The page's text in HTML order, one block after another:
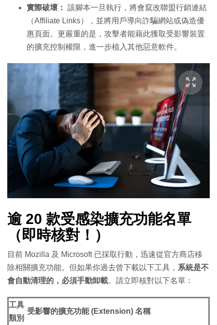
實際破壞： 該腳本一旦執行，將會竄改聯盟行銷連結
（Affiliate Links），並將用戶導向詐騙網站或偽造優
惠頁面。更嚴重的是，攻擊者能藉此獲取受影響裝置
的擴充控制權限，進一步植入其他惡意軟件。
逾 20 款受感染擴充功能名單
（即時核對！）
目前 Mozilla 及 Microsoft 已採取行動，迅速從官方商店移
除相關擴充功能。但如果你過去曾下載以下工具， 系統是不
會自動清理的，必須手動卸載。請立即核對以下名單：
工具
類別
受影響的擴充功能 (Extension) 名稱